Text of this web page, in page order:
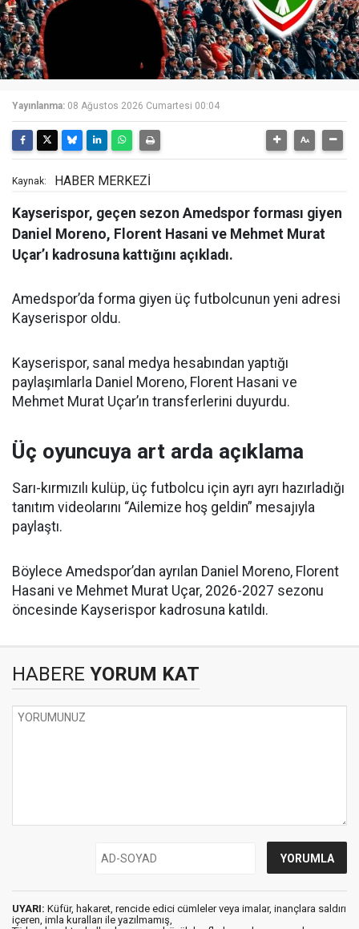
Yayınlanma: 08 Ağustos 2026 Cumartesi 00:04
Kaynak: HABER MERKEZİ
Kayserispor, geçen sezon Amedspor forması giyen
Daniel Moreno, Florent Hasani ve Mehmet Murat
Uçar’ı kadrosuna kattığını açıkladı.
Amedspor’da forma giyen üç futbolcunun yeni adresi
Kayserispor oldu.
Kayserispor, sanal medya hesabından yaptığı
paylaşımlarla Daniel Moreno, Florent Hasani ve
Mehmet Murat Uçar’ın transferlerini duyurdu.
Üç oyuncuya art arda açıklama
Sarı-kırmızılı kulüp, üç futbolcu için ayrı ayrı hazırladığı
tanıtım videolarını “Ailemize hoş geldin” mesajıyla
paylaştı.
Böylece Amedspor’dan ayrılan Daniel Moreno, Florent
Hasani ve Mehmet Murat Uçar, 2026-2027 sezonu
öncesinde Kayserispor kadrosuna katıldı.
HABERE YORUM KAT
UYARI: Küfür, hakaret, rencide edici cümleler veya imalar, inançlara saldırı
içeren, imla kuralları ile yazılmamış,